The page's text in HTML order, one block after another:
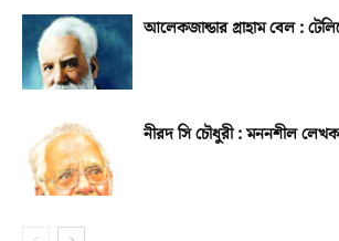
আলেকজান্ডার গ্রাহাম বেল :
নীরদ সি চৌধুরী : মননশীল লেখক